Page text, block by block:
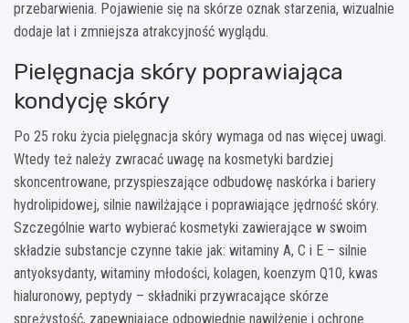
przebarwienia. Pojawienie się na skórze oznak starzenia, wizualnie
dodaje lat i zmniejsza atrakcyjność wyglądu.
Pielęgnacja skóry poprawiająca
kondycję skóry
Po 25 roku życia pielęgnacja skóry wymaga od nas więcej uwagi.
Wtedy też należy zwracać uwagę na kosmetyki bardziej
skoncentrowane, przyspieszające odbudowę naskórka i bariery
hydrolipidowej, silnie nawilżające i poprawiające jędrność skóry.
Szczególnie warto wybierać kosmetyki zawierające w swoim
składzie substancje czynne takie jak: witaminy A, C i E – silnie
antyoksydanty, witaminy młodości, kolagen, koenzym Q10, kwas
hialuronowy, peptydy – składniki przywracające skórze
sprężystość, zapewniające odpowiednie nawilżenie i ochronę